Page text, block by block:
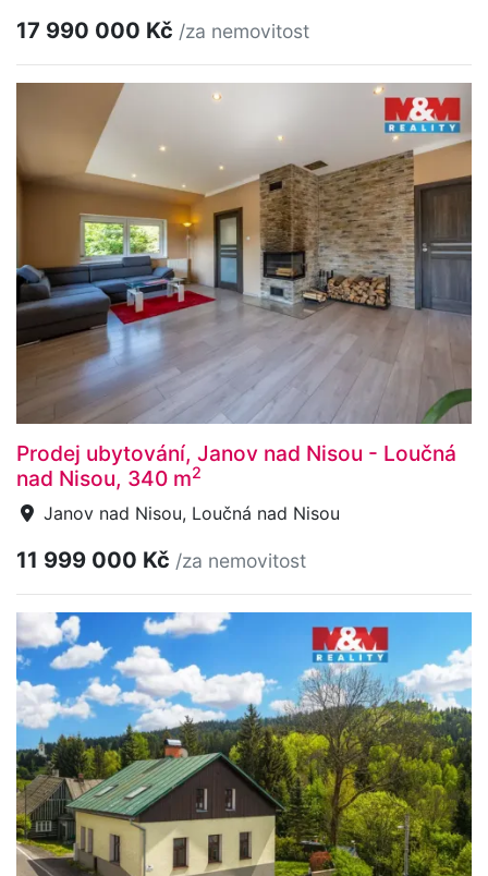
17 990 000 Kč /za nemovitost
Prodej ubytování, Janov nad Nisou - Loučná
nad Nisou, 340 m2
Janov nad Nisou, Loučná nad Nisou
11 999 000 Kč /za nemovitost